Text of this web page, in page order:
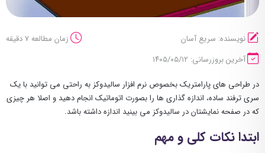
نویسنده: سریع آسان
زمان مطالعه 7 دقیقه
آخرین بروزرسانی: ۱۴۰۵/۰۵/۱۲
در طراحی های پارامتریک بخصوص نرم افزار سالیدوکز به راحتی می توانید با یک
سری ترفند ساده، اندازه گذاری ها را بصورت اتوماتیک انجام دهید و اصلا هر چیزی
که در صفحه نمایشتان در سالیدوکز می بینید اندازه داشته باشد.
ابتدا نکات کلی و مهم